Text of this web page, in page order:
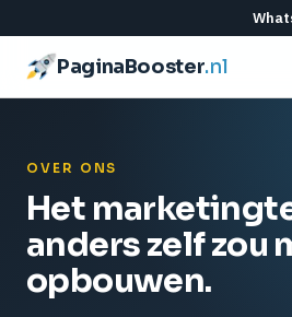
PaginaBooster.nl
OVER ONS
Het
anders zelf zou
opbouwen.